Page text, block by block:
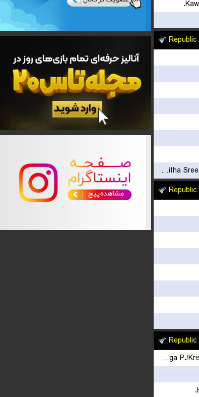
Rakshitha Sree Santhosh Ramraj
Garaga P./Krishnamurthy Roy P.